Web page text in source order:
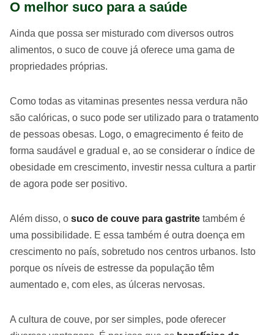
O melhor suco para a saúde
Ainda que possa ser misturado com diversos outros
alimentos, o suco de couve já oferece uma gama de
propriedades próprias.
Como todas as vitaminas presentes nessa verdura não
são calóricas, o suco pode ser utilizado para o tratamento
de pessoas obesas. Logo, o emagrecimento é feito de
forma saudável e gradual e, ao se considerar o índice de
obesidade em crescimento, investir nessa cultura a partir
de agora pode ser positivo.
Além disso, o suco de couve para gastrite também é
uma possibilidade. E essa também é outra doença em
crescimento no país, sobretudo nos centros urbanos. Isto
porque os níveis de estresse da população têm
aumentado e, com eles, as úlceras nervosas.
A cultura de couve, por ser simples, pode oferecer